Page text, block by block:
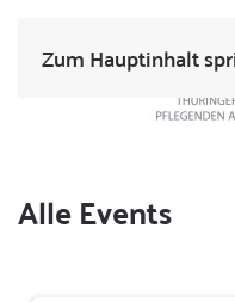
Zum Hauptinhalt
Alle Events